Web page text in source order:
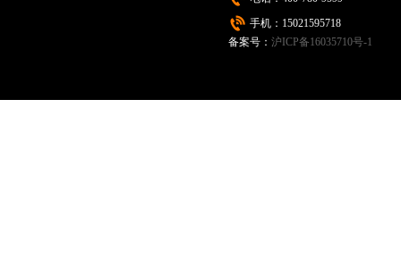
手机：15021595718
备案号： 沪ICP备16035710号-1